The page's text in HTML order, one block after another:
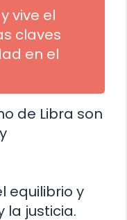
vive el
claves
en el
de Libra son
equilibrio y
la justicia.